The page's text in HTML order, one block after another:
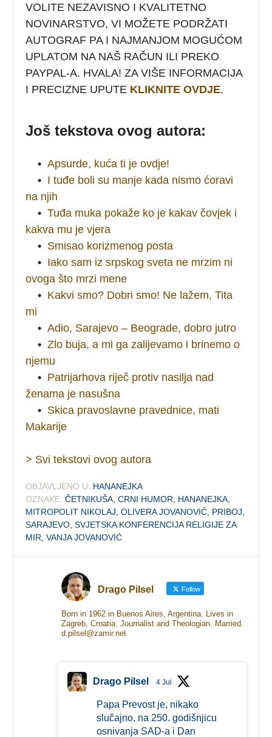
VOLITE NEZAVISNO I KVALITETNO
NOVINARSTVO, VI MOŽETE PODRŽATI
AUTOGRAF PA I NAJMANJOM MOGUĆOM
UPLATOM NA NAŠ RAČUN ILI PREKO
PAYPAL-A. HVALA! ZA VIŠE INFORMACIJA
I PRECIZNE UPUTE KLIKNITE OVDJE.
Još tekstova ovog autora:
• Apsurde, kuća ti je ovdje!
• I tuđe boli su manje kada nismo ćoravi
na njih
• Tuđa muka pokaže ko je kakav čovjek i
kakva mu je vjera
• Smisao korizmenog posta
• Iako sam iz srpskog sveta ne mrzim ni
ovoga što mrzi mene
• Kakvi smo? Dobri smo! Ne lažem, Tita
mi
• Adio, Sarajevo – Beograde, dobro jutro
• Zlo buja, a mi ga zalijevamo i brinemo o
njemu
• Patrijarhova riječ protiv nasilja nad
ženama je nasušna
• Skica pravoslavne pravednice, mati
Makarije
> Svi tekstovi ovog autora
OBJAVLJENO U: HANANEJKA
OZNAKE: ČETNIKUŠA ,CRNI HUMOR HANANEJKA
MITROPOLIT NIKOLAJ ,OLIVERA JOVANOVIĆ PRIBOJ
SARAJEVO ,SVJETSKA KONFERENCIJA RELIGIJE ZA
MIR ,VANJA JOVANOVIĆ
Drago Pilsel Follow
Born in 1962 in Buenos Aires, Argentina. Lives in
Zagreb, Croatia. Journalist and Theologian. Married.
d.pilsel@zamir.net
Drago Pilsel 4 Jul
Papa Prevost je, nikako
slučajno, na 250. godišnjicu
osnivanja SAD-a i Dan